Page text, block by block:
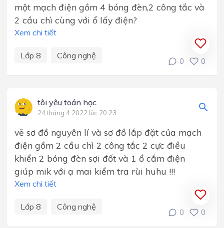
một mạch điện gồm 4 bóng đèn,2 công tắc và
2 cầu chì cùng với ổ lấy điện?
Xem chi tiết
Lớp 8 Công nghệ
0 0
tôi yêu toán học
24 tháng 4 2022 lúc 20:23
vẽ sơ đồ nguyên lí và sơ đồ lắp đặt của mạch
điện gồm 2 cầu chì 2 công tắc 2 cực điều
khiển 2 bóng đèn sợi đốt và 1 ổ cắm điện
giúp mik với ạ mai kiểm tra rùi huhu !!!
Xem chi tiết
Lớp 8 Công nghệ
0 0